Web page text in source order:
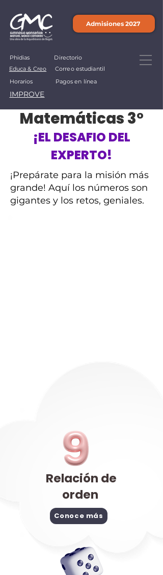
Admisiones 2027
Phidias
Educa & Creo
Horarios
Directorio
Correo estudiantil
Pagos en línea
IMPROVE
Matemáticas 3°
¡EL DESAFIO DEL
EXPERTO!
¡Prepárate para la misión más
grande! Aquí los números son
gigantes y los retos, geniales.
Relación de
orden
Conoce más